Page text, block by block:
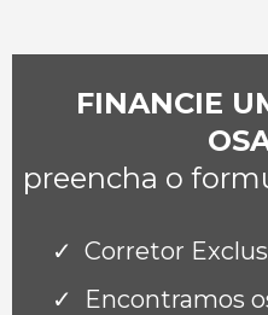
FINANCIE
preencha o
Corretor
Encontramos